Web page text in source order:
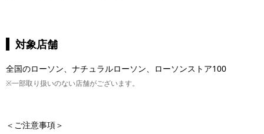
対象店舗
全国のローソン、ナチュラルローソン、ローソンストア100
※一部取り扱いのない店舗がございます。
＜ご注意事項＞